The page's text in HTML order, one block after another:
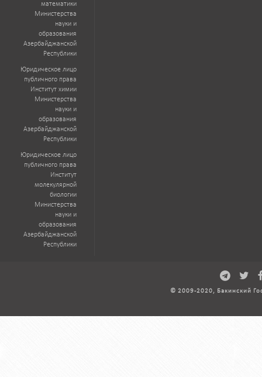
математики
Министерства
науки и
образования
Азербайджанской
Республики
Юридическое лицо
публичного права
Институт химии
Министерства
науки и
образования
Азербайджанской
Республики
Юридическое лицо
публичного права
Институт
молекулярной
биологии
Министерства
науки и
образования
Азербайджанской
Республики
© 2009-2020, Бакинский